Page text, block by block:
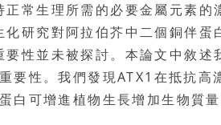
正常生理所需的必要金屬元
研究對阿拉伯芥中二個銅伴
性並未被探討。本論文中敘述
性。我們發現ATX1在抵抗高
白可增進植物生長增加生物質